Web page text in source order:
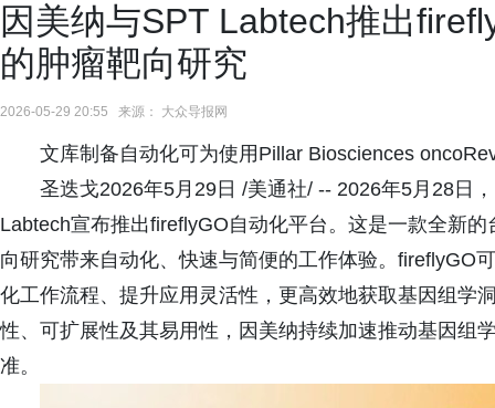
因美纳与SPT Labtech推出
的肿瘤靶向研究
2026-05-29 20:55 来源： 大众导报网
文库制备自动化可为使用Pillar Biosciences
圣迭戈2026年5月29日 /美通社/ -- 2026年5月28日
Labtech宣布推出fireflyGO自动化平台。这是一款全新
向研究带来自动化、快速与简便的工作体验。
化工作流程、提升应用灵活性，更高效地获取基因组学
性、可扩展性及其易用性，因美纳持续加速推动基因组
准。